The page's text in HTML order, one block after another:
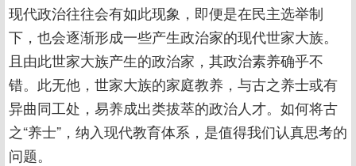
现代政治往往会有如此现象，即便是在民主选举制
下，也会逐渐形成一些产生政治家的现代世家大族。
且由此世家大族产生的政治家，其政治素养确乎不
错。此无他，世家大族的家庭教养，与古之养士或有
异曲同工处，易养成出类拔萃的政治人才。如何将古
之“养士”，纳入现代教育体系，是值得我们认真思考的
问题。